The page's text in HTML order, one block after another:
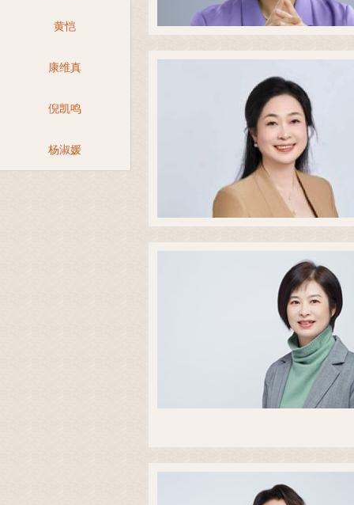
黄恺
康维真
倪凯鸣
杨淑媛